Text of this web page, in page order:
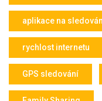
aplikace na
rychlost internetu
GPS sledování